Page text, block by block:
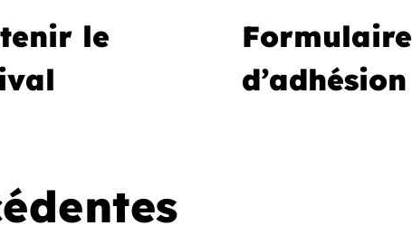
le
Formulaire
d’adhésion